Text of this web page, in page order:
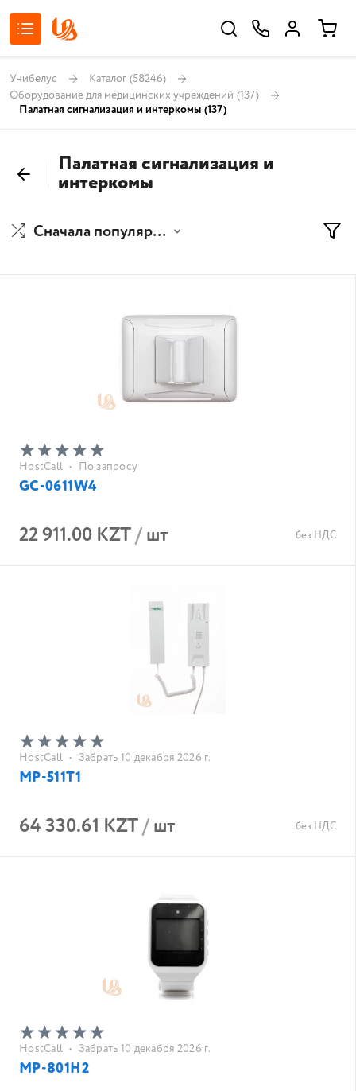
Унибелус Каталог (58246)
Оборудование для медицинских учреждений (137)
Палатная сигнализация и интеркомы (137)
Палатная сигнализация и
интеркомы
Сначала популярные
HostCall • По запросу
GC-0611W4
22 911.00 KZT/шт без НДС
HostCall • Забрать 10 декабря 2026 г.
MP-511T1
64 330.61 KZT/шт без НДС
HostCall • Забрать 10 декабря 2026 г.
MP-801H2